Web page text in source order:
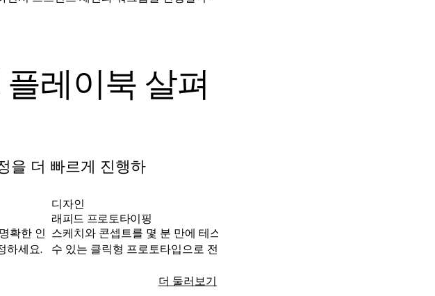
레이북 살펴
을 더 빠르게 진행하
확한 인
하세요.
디자인
래피드 프로토타이핑
스케치와 콘셉트를 몇 분 만에 테스트하고 반복 개선할
수 있는 클릭형 프로토타입으로 전환하세요.
더 둘러보기래피드 프로토타이핑